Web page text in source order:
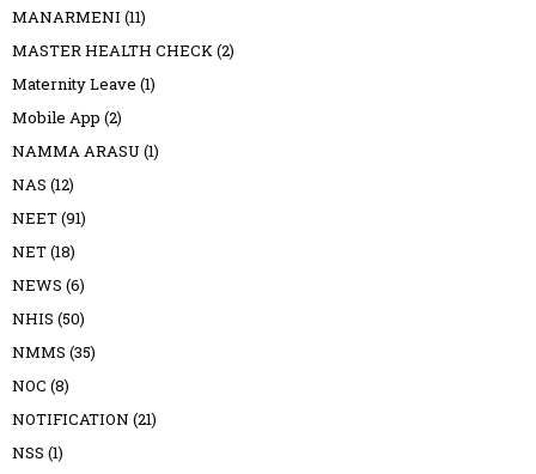
MANARMENI (11)
MASTER HEALTH CHECK(2)
Maternity Leave (1)
Mobile App (2)
NAMMA ARASU (1)
NAS (12)
NEET(91)
NET(18)
NEWS (6)
NHIS (50)
NMMS (35)
NOC (8)
NOTIFICATION (21)
NSS (1)